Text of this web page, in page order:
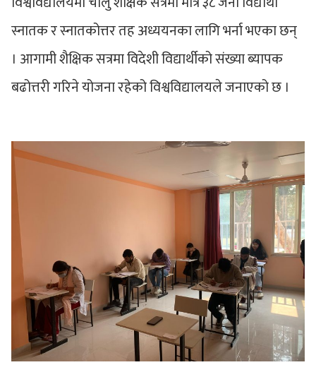
स्नातक र स्नातकोत्तर तह अध्ययनका लागि भर्ना भएका छन्
। आगामी शैक्षिक सत्रमा विदेशी विद्यार्थीको संख्या ब्यापक
बढोत्तरी गरिने योजना रहेको विश्वविद्यालयले जनाएको छ ।